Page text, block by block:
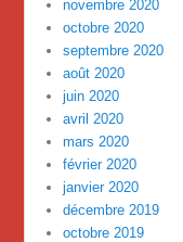
novembre 2020
octobre 2020
septembre 2020
août 2020
juin 2020
avril 2020
mars 2020
février 2020
janvier 2020
décembre 2019
octobre 2019